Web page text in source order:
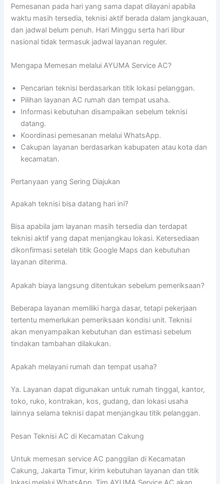
Pemesanan pada hari yang sama dapat dilayani apabila
waktu masih tersedia, teknisi aktif berada dalam jangkauan,
dan jadwal belum penuh. Hari Minggu serta hari libur
nasional tidak termasuk jadwal layanan reguler.
Mengapa Memesan melalui AYUMA Service AC?
Pencarian teknisi berdasarkan titik lokasi pelanggan.
Pilihan layanan AC rumah dan tempat usaha.
Informasi kebutuhan disampaikan sebelum teknisi
datang.
Koordinasi pemesanan melalui WhatsApp.
Cakupan layanan berdasarkan kabupaten atau kota dan
kecamatan.
Pertanyaan yang Sering Diajukan
Apakah teknisi bisa datang hari ini?
Bisa apabila jam layanan masih tersedia dan terdapat
teknisi aktif yang dapat menjangkau lokasi. Ketersediaan
dikonfirmasi setelah titik Google Maps dan kebutuhan
layanan diterima.
Apakah biaya langsung ditentukan sebelum pemeriksaan?
Beberapa layanan memiliki harga dasar, tetapi pekerjaan
tertentu memerlukan pemeriksaan kondisi unit. Teknisi
akan menyampaikan kebutuhan dan estimasi sebelum
tindakan tambahan dilakukan.
Apakah melayani rumah dan tempat usaha?
Ya. Layanan dapat digunakan untuk rumah tinggal, kantor,
toko, ruko, kontrakan, kos, gudang, dan lokasi usaha
lainnya selama teknisi dapat menjangkau titik pelanggan.
Pesan Teknisi AC di Kecamatan Cakung
Untuk memesan service AC panggilan di Kecamatan
Cakung, Jakarta Timur, kirim kebutuhan layanan dan titik